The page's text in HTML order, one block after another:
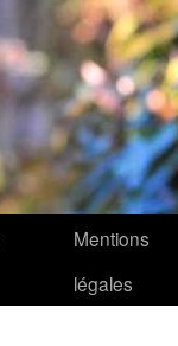
Mentions
légales